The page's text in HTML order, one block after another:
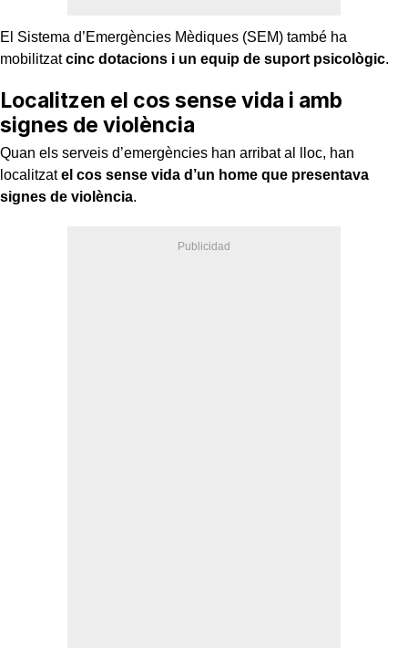
El Sistema d’Emergències Mèdiques (SEM) també ha
mobilitzatcinc dotacions i un equip de suport psicològic.
Localitzen el cos sense vida i amb
signes de violència
Quan els serveis d’emergències han arribat al lloc, han
localitzatel cos sense vida d’un home que presentava
signes de violència.